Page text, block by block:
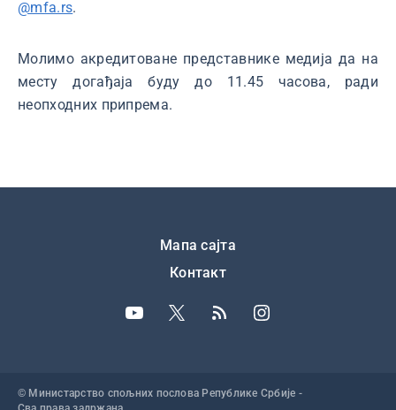
@mfa.rs.
Молимо акредитоване представнике медија да на
месту догађаја буду до 11.45 часова, ради
неопходних припрема.
Мапа сајта
Контакт
© Министарство спољних послова Републике Србије -